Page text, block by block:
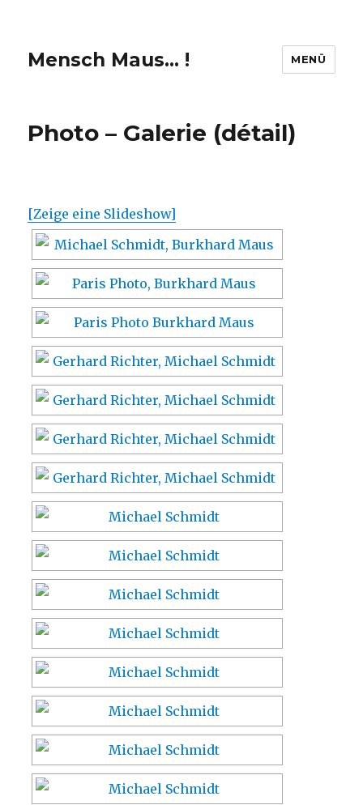
Mensch Maus… ! MENÜ
Photo – Galerie (détail)
[Zeige eine Slideshow]